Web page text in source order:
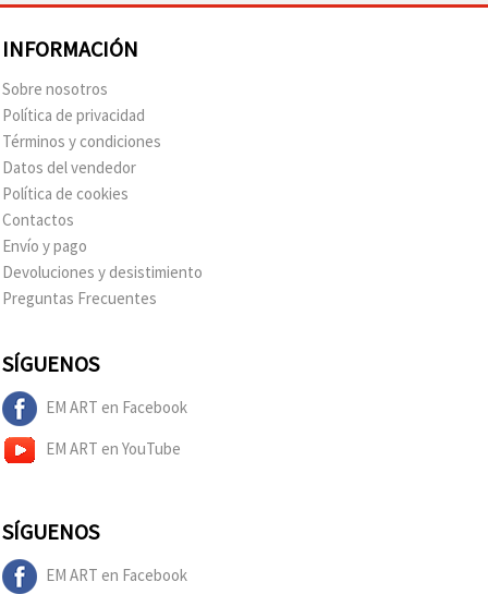
INFORMACIÓN
Sobre nosotros
Política de privacidad
Términos y condiciones
Datos del vendedor
Política de cookies
Contactos
Envío y pago
Devoluciones y desistimiento
Preguntas Frecuentes
SÍGUENOS
EM ART en Facebook
EM ART en YouTube
SÍGUENOS
EM ART en Facebook